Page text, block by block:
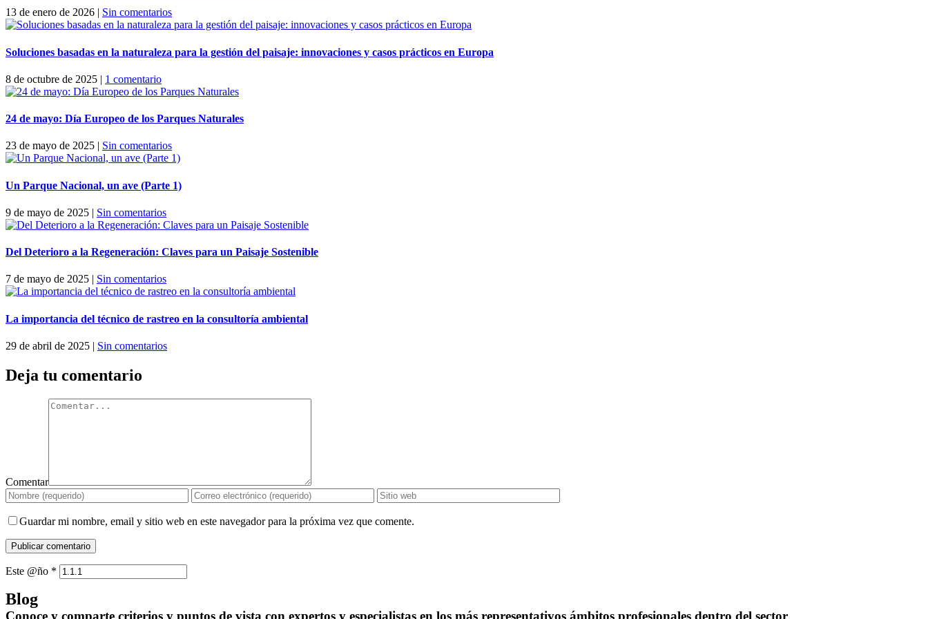
13 de enero de 2026 | Sin comentarios
Soluciones basadas en la naturaleza para la gestión del paisaje: innovaciones y casos prácticos en Europa
8 de octubre de 2025 | 1 comentario
24 de mayo: Día Europeo de los Parques Naturales
23 de mayo de 2025 | Sin comentarios
Un Parque Nacional, un ave (Parte 1)
9 de mayo de 2025 | Sin comentarios
Del Deterioro a la Regeneración: Claves para un Paisaje Sostenible
7 de mayo de 2025 | Sin comentarios
La importancia del técnico de rastreo en la consultoría ambiental
29 de abril de 2025 | Sin comentarios
Deja tu comentario
Comentar
Guardar mi nombre, email y sitio web en este navegador para la próxima vez que comente.
Este @ño *
Blog
Conoce y comparte criterios y puntos de vista con expertos y especialistas en los más representativos ámbitos profesionales dentro del sector